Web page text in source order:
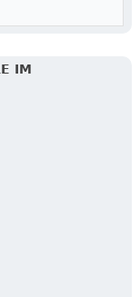
IM